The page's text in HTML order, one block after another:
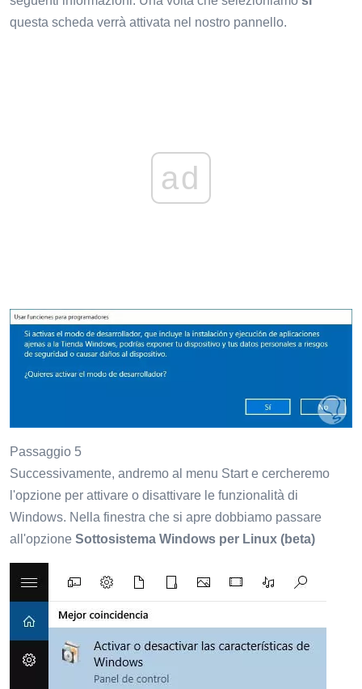
questa scheda verrà attivata nel nostro pannello.
ad
Passaggio 5
Successivamente, andremo al menu Start e cercheremo
l'opzione per attivare o disattivare le funzionalità di
Windows. Nella finestra che si apre dobbiamo passare
all'opzione Sottosistema Windows per Linux (beta)